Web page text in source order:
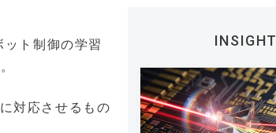
ト制御の学習
対応させるもの
INSIGHT